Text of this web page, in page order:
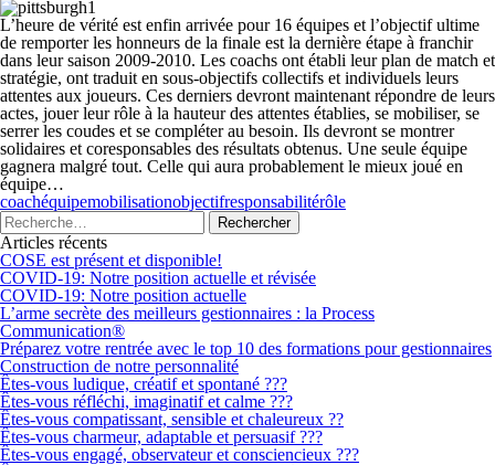
L’heure de vérité est enfin arrivée pour 16 équipes et l’objectif ultime
de remporter les honneurs de la finale est la dernière étape à franchir
dans leur saison 2009-2010. Les coachs ont établi leur plan de match et
stratégie, ont traduit en sous-objectifs collectifs et individuels leurs
attentes aux joueurs. Ces derniers devront maintenant répondre de leurs
actes, jouer leur rôle à la hauteur des attentes établies, se mobiliser, se
serrer les coudes et se compléter au besoin. Ils devront se montrer
solidaires et coresponsables des résultats obtenus. Une seule équipe
gagnera malgré tout. Celle qui aura probablement le mieux joué en
équipe…
coachéquipemobilisationobjectifresponsabilitérôle
Articles récents
COSE est présent et disponible!
COVID-19: Notre position actuelle et révisée
COVID-19: Notre position actuelle
L’arme secrète des meilleurs gestionnaires : la Process
Communication®
Préparez votre rentrée avec le top 10 des formations pour gestionnaires
Construction de notre personnalité
Êtes-vous ludique, créatif et spontané ???
Êtes-vous réfléchi, imaginatif et calme ???
Êtes-vous compatissant, sensible et chaleureux ??
Êtes-vous charmeur, adaptable et persuasif ???
Êtes-vous engagé, observateur et consciencieux ???